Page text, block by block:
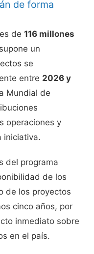
de forma
de 116 millones
un
se
entre 2026 y
Mundial de
operaciones y
iniciativa.
del programa
de los
de los proyectos
cinco años, por
inmediato sobre
en el país.